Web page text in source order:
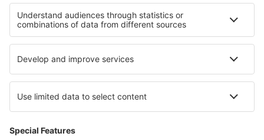
Unterkunft in Kings Canyon National Park
Unterkunft auf Molokai Unterkunft in Risaralda
Unterkunft im Kruger-Nationalpark Unterkunft Ruse province
Unterkunft im Harz Unterkunft in Durban